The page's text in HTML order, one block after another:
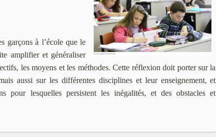
garçons à l’école que le
amplifier et généraliser
les moyens et les méthodes. Cette réflexion doit porter sur la
aussi sur les différentes disciplines et leur enseignement, et
pour lesquelles persistent les inégalités, et des obstacles et